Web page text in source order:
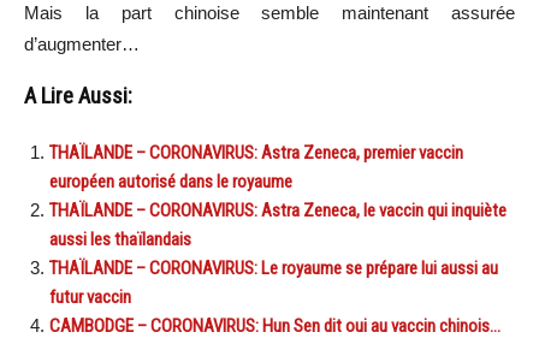
Mais la part chinoise semble maintenant assurée
d’augmenter…
A Lire Aussi:
THAÏLANDE – CORONAVIRUS: Astra Zeneca, premier vaccin
européen autorisé dans le royaume
THAÏLANDE – CORONAVIRUS: Astra Zeneca, le vaccin qui inquiète
aussi les thaïlandais
THAÏLANDE – CORONAVIRUS: Le royaume se prépare lui aussi au
futur vaccin
CAMBODGE – CORONAVIRUS: Hun Sen dit oui au vaccin chinois…